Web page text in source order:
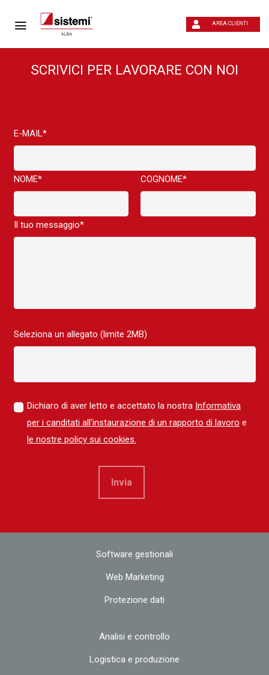
AREA CLIENTI
SCRIVICI PER LAVORARE CON NOI
E-MAIL*
NOME* COGNOME*
Il tuo messaggio*
Seleziona un allegato (limite 2MB)
Dichiaro di aver letto e accettato la nostra Informativa
per i canditati all'instaurazione di un rapporto di lavoro e
le nostre policy sui cookies.
Software gestionali
Web Marketing
Protezione dati
Analisi e controllo
Logistica e produzione